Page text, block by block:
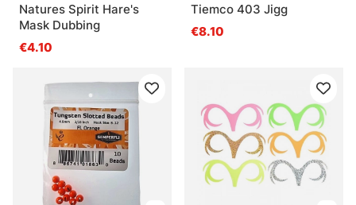
Natures Spirit Hare's
Mask Dubbing
€4.10
Tiemco 403 Jigg
€8.10